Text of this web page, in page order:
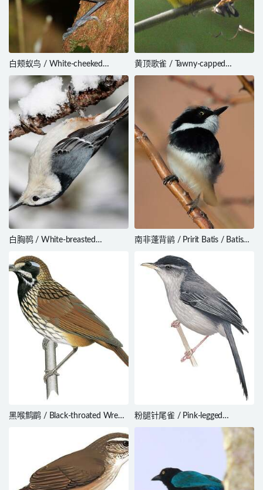
白颊蚁鸟 / White-cheeked
Antbird / Gymnopithys leucaspis
黄顶歌雀 / Tawny-capped
Euphonia / Euphonia anneae
白胸䴓 / White-breasted
南非蓬背鹟 / Pririt Batis / Batis
黑喉鹪鹛 / Black-throated Wren-
粉腿针尾雀 / Pink-legged
Graveteiro / Acrobatornis